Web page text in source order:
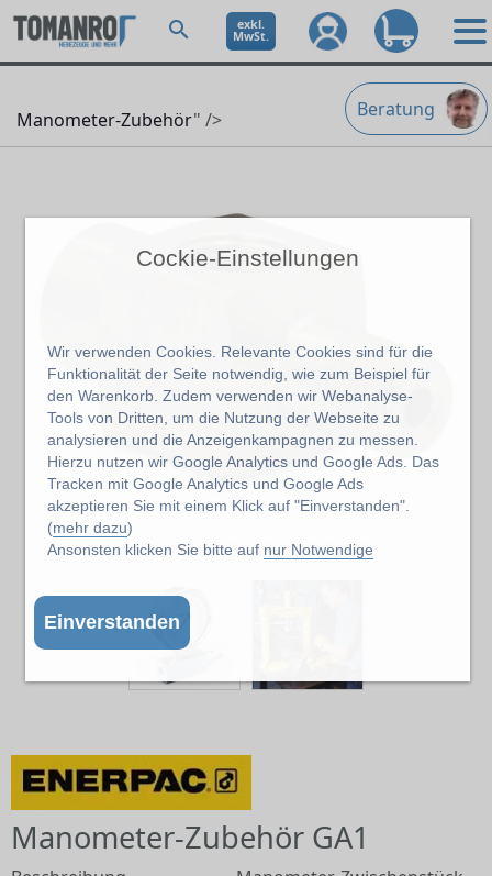
Cockie-Einstellungen
Wir verwenden Cookies. Relevante Cookies sind für die
Funktionalität der Seite notwendig, wie zum Beispiel für
den Warenkorb. Zudem verwenden wir Webanalyse-
Tools von Dritten, um die Nutzung der Webseite zu
analysieren und die Anzeigenkampagnen zu messen.
Hierzu nutzen wir Google Analytics und Google Ads. Das
Tracken mit Google Analytics und Google Ads
akzeptieren Sie mit einem Klick auf "Einverstanden".
(mehr dazu)
Ansonsten klicken Sie bitte auf nur Notwendige
Einverstanden
exkl.
MwSt.
Beratung
Manometer-Zubehör" />
Abbildung kann abweichen vom Original
Manometer-Zubehör GA1